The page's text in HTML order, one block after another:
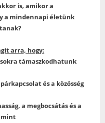
is, amikor a
a mindennapi életünk
arra, hogy:
támaszkodhatunk
és a közösség
a megbocsátás és a